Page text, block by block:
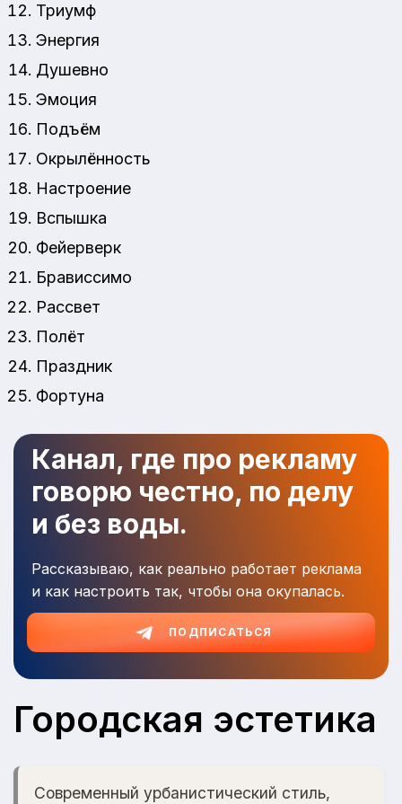
Триумф
Энергия
Душевно
Эмоция
Подъём
Окрылённость
Настроение
Вспышка
Фейерверк
Брависсимо
Рассвет
Полёт
Праздник
Фортуна
Канал, где про рекламу
говорю честно, по делу
и без воды.
Рассказываю, как реально работает реклама
и как настроить так, чтобы она окупалась.
ПОДПИСАТЬСЯ
Городская эстетика
Современный урбанистический стиль,